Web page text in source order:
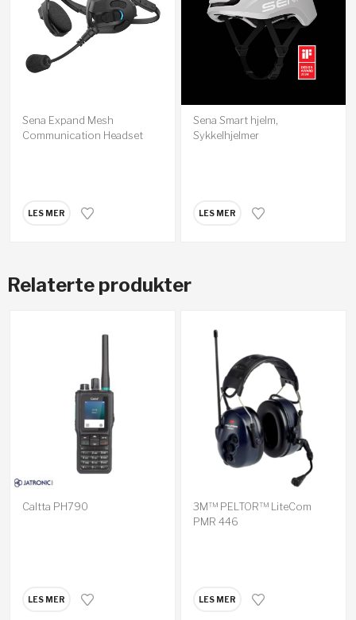
Sena Expand Mesh
Communication Headset
LES MER
Sena Smart hjelm,
Sykkelhjelmer
LES MER
Relaterte produkter
Caltta PH790
LES MER
3M™ PELTOR™ LiteCom
PMR 446
LES MER